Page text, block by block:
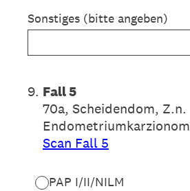
Sonstiges (bitte angeben)
9. Fall 5
70a, Scheidendom, Z.n.
Endometriumkarzionom
Scan Fall 5
PAP I/II/NILM